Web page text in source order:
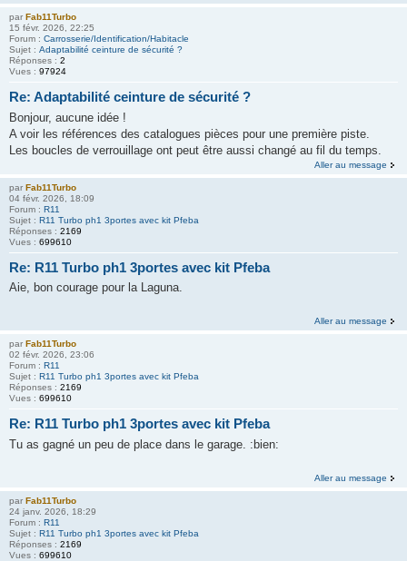
par Fab11Turbo
15 févr. 2026, 22:25
Forum : Carrosserie/Identification/Habitacle
Sujet : Adaptabilité ceinture de sécurité ?
Réponses : 2
Vues : 97924
Re: Adaptabilité ceinture de sécurité ?
Bonjour, aucune idée !
A voir les références des catalogues pièces pour une première piste.
Les boucles de verrouillage ont peut être aussi changé au fil du temps.
Aller au message
par Fab11Turbo
04 févr. 2026, 18:09
Forum : R11
Sujet : R11 Turbo ph1 3portes avec kit Pfeba
Réponses : 2169
Vues : 699610
Re: R11 Turbo ph1 3portes avec kit Pfeba
Aie, bon courage pour la Laguna.
Aller au message
par Fab11Turbo
02 févr. 2026, 23:06
Forum : R11
Sujet : R11 Turbo ph1 3portes avec kit Pfeba
Réponses : 2169
Vues : 699610
Re: R11 Turbo ph1 3portes avec kit Pfeba
Tu as gagné un peu de place dans le garage. :bien:
Aller au message
par Fab11Turbo
24 janv. 2026, 18:29
Forum : R11
Sujet : R11 Turbo ph1 3portes avec kit Pfeba
Réponses : 2169
Vues : 699610